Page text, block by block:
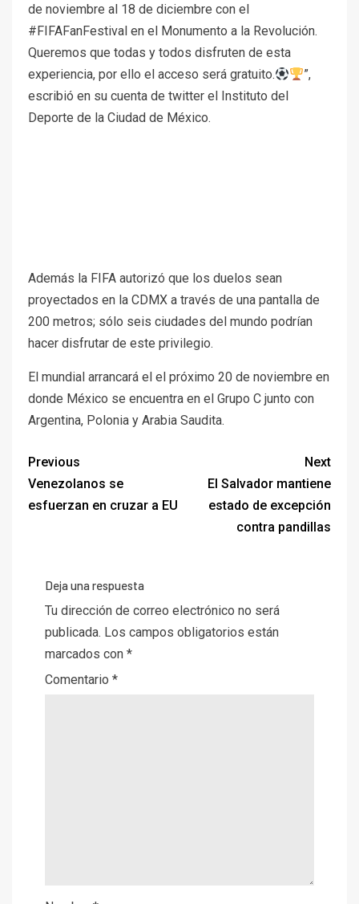
de noviembre al 18 de diciembre con el
#FIFAFanFestival en el Monumento a la Revolución.
Queremos que todas y todos disfruten de esta
experiencia, por ello el acceso será gratuito.
”,
escribió en su cuenta de twitter el Instituto del
Deporte de la Ciudad de México.
Además la FIFA autorizó que los duelos sean
proyectados en la CDMX a través de una pantalla de
200 metros; sólo seis ciudades del mundo podrían
hacer disfrutar de este privilegio.
El mundial arrancará el el próximo 20 de noviembre en
donde México se encuentra en el Grupo C junto con
Argentina, Polonia y Arabia Saudita.
Previous
Venezolanos se
esfuerzan en cruzar a EU
Next
El Salvador mantiene
estado de excepción
contra pandillas
Deja una respuesta
Tu dirección de correo electrónico no será
publicada. Los campos obligatorios están
marcados con *
Comentario *